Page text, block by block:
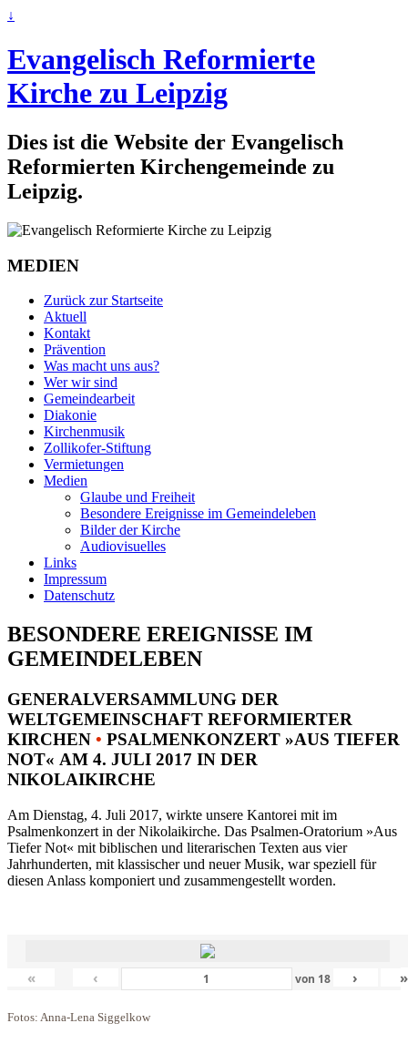
↓
Evangelisch Reformierte
Kirche zu Leipzig
Dies ist die Website der Evangelisch
Reformierten Kirchengemeinde zu
Leipzig.
MEDIEN
Zurück zur Startseite
Aktuell
Kontakt
Prävention
Was macht uns aus?
Wer wir sind
Gemeindearbeit
Diakonie
Kirchenmusik
Zollikofer-Stiftung
Vermietungen
Medien
Glaube und Freiheit
Besondere Ereignisse im Gemeindeleben
Bilder der Kirche
Audiovisuelles
Links
Impressum
Datenschutz
BESONDERE EREIGNISSE IM
GEMEINDELEBEN
GENERALVERSAMMLUNG DER
WELTGEMEINSCHAFT REFORMIERTER
KIRCHEN • PSALMENKONZERT »AUS TIEFER
NOT« AM 4. JULI 2017 IN DER
NIKOLAIKIRCHE
Am Dienstag, 4. Juli 2017, wirkte unsere Kantorei mit im
Psalmenkonzert in der Nikolaikirche. Das Psalmen-Oratorium »Aus
Tiefer Not« mit biblischen und literarischen Texten aus vier
Jahrhunderten, mit klassischer und neuer Musik, war speziell für
diesen Anlass komponiert und zusammengestellt worden.
« ‹ von 18 › »
Fotos: Anna-Lena Siggelkow